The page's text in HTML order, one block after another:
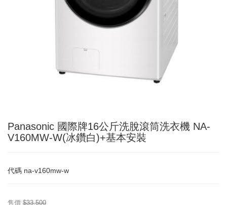
Panasonic 國際牌16公斤洗脫滾筒洗衣機 NA-
V160MW-W(冰鑽白)+基本安裝
代碼 na-v160mw-w
售價 $33,500